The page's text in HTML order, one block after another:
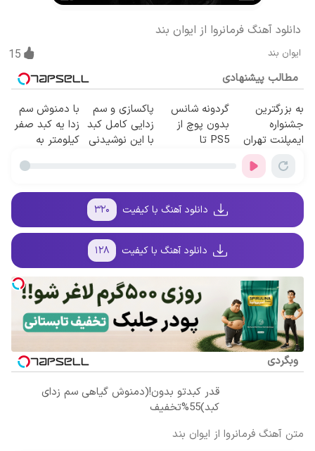
دانلود آهنگ فرمانروا از ایوان بند
ایوان بند 15
مطالب پیشنهادی
به بزرگترین
جشنواره
ایمپلنت تهران
سر بزنید ! |
فقط ۲۵ میلیون
گردونه شانس
بدون پوچ از
PS5 تا
پاکسازی و سم
زدایی کامل کبد
با این نوشیدنی
با دمنوش سم
زدا یه کبد صفر
کیلومتر به
دانلود آهنگ با کیفیت ۳۲۰
دانلود آهنگ با کیفیت ۱۲۸
وبگردی
قدر کبدتو بدون!(دمنوش گیاهی سم زدای
کبد)55%تخفیف
متن آهنگ فرمانروا از ایوان بند